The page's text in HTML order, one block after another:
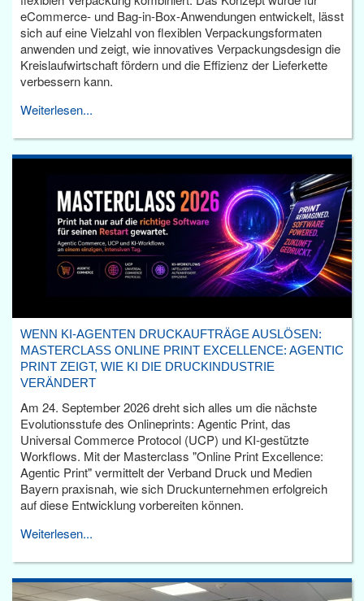
eCommerce- und Bag-in-Box-Anwendungen entwickelt, lässt
sich auf eine Vielzahl von flexiblen Verpackungsformaten
anwenden und zeigt, wie innovatives Verpackungsdesign die
Kreislaufwirtschaft fördern und die Effizienz der Lieferkette
verbessern kann.
Weiterlesen...
WENN KI-AGENTEN DRUCKAUFTRÄGE AUSLÖSEN:
MASTERCLASS ONLINE PRINT EXCELLENCE: AGENTIC
PRINT ZEIGT, WIE KI DIE DRUCKINDUSTRIE
VERÄNDERT
Am 24. September 2026 dreht sich alles um die nächste
Evolutionsstufe des Onlineprints: Agentic Print, das
Universal Commerce Protocol (UCP) und KI-gestützte
Workflows. Mit der Masterclass "Online Print Excellence:
Agentic Print" vermittelt der Verband Druck und Medien
Bayern praxisnah, wie sich Druckunternehmen erfolgreich
auf diese Entwicklung vorbereiten können.
Weiterlesen...